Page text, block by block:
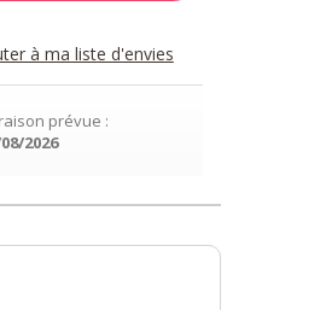
à ma liste d'envies
prévue :
2026